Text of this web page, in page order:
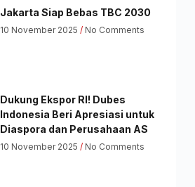
Jakarta Siap Bebas TBC 2030
10 November 2025 No Comments
Dukung Ekspor RI! Dubes
Indonesia Beri Apresiasi untuk
Diaspora dan Perusahaan AS
10 November 2025 No Comments